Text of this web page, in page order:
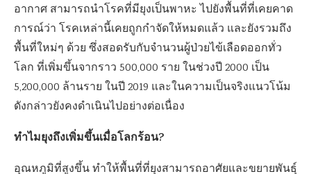
อากาศ สามารถนำโรคที่มียุงเป็นพาหะ ไปยังพื้นที่ที่เคยคาด
การณ์ว่า โรคเหล่านี้เคยถูกกำจัดให้หมดแล้ว และยังรวมถึง
พื้นที่ใหม่ๆ ด้วย ซึ่งสอดรับกับจำนวนผู้ป่วยไข้เลือดออกทั่ว
โลก ที่เพิ่มขึ้นจากราว 500,000 ราย ในช่วงปี 2000 เป็น
5,200,000 ล้านราย ในปี 2019 และในความเป็นจริงแนวโน้ม
ดังกล่าวยังคงดำเนินไปอย่างต่อเนื่อง
ทำไมยุงถึงเพิ่มขึ้นเมื่อโลกร้อน?
อุณหภูมิที่สูงขึ้น ทำให้พื้นที่ที่ยุงสามารถอาศัยและขยายพันธุ์